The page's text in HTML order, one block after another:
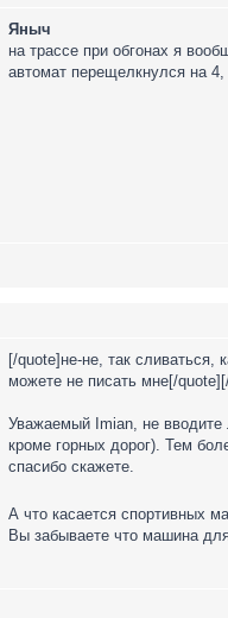
Яныч
на трассе при обгонах я
автомат перещелкнулся на
[/quote]не-не, так сливаться,
можете не писать мне[/
Уважаемый Imian, не
кроме горных дорог). Тем
спасибо скажете.
А что касается спортивных
Вы забываете что машина